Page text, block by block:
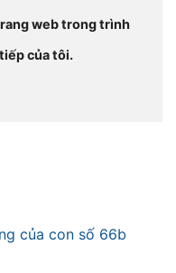
web trong trình
của tôi.
của con số 66b